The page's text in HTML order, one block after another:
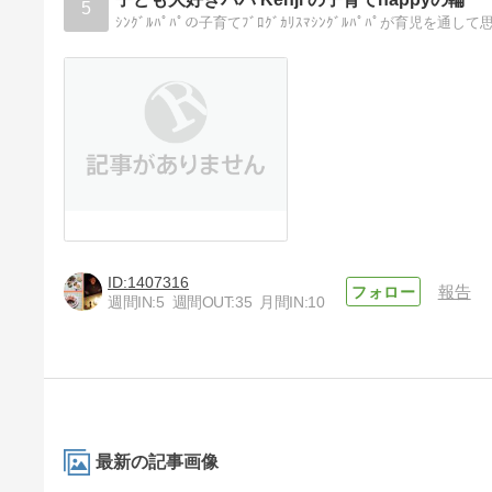
5
ｼﾝｸﾞﾙﾊﾟﾊﾟの子育てﾌﾞﾛｸﾞｶﾘｽﾏｼﾝｸﾞﾙﾊﾟﾊﾟが育児を通して
1407316
週間IN:5 週間OUT:35 月間IN:10
報告
最新の記事画像